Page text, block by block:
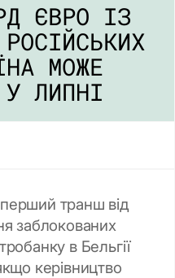
ЄВРО ІЗ
МОЖЕ
ЛИПНІ
транш від
заблокованих
в Бельгії
керівництво